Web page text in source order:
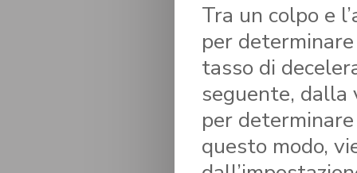
Tra un colpo e
per
tasso di
seguente,
per
questo modo,